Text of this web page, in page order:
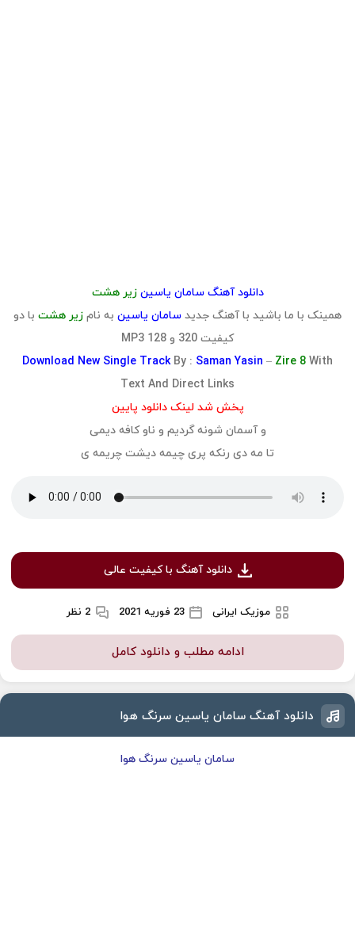
دانلود آهنگ سامان یاسین زیر هشت
همینک با ما باشید با آهنگ جدید سامان یاسین به نام زیر هشت با دو
کیفیت 320 و 128 MP3
Download New Single Track By : Saman Yasin – Zire 8 With
Text And Direct Links
پخش شد لینک دانلود پایین
و آسمان شونه گردیم و ناو کافه دیمی
تا مه دی رنکه پری چیمه دیشت چریمه ی
دانلود آهنگ با کیفیت عالی
موزیک ایرانی 23 فوریه 2021 2 نظر
ادامه مطلب و دانلود کامل
دانلود آهنگ سامان یاسین سرنگ هوا
سامان یاسین سرنگ هوا